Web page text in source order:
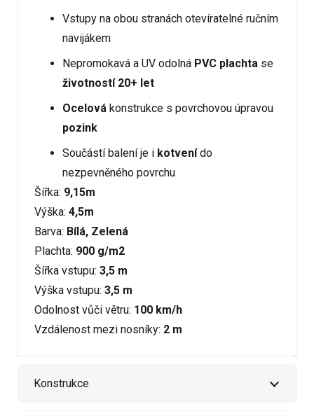
Vstupy na obou stranách otevíratelné ručním
navijákem
Nepromokavá a UV odolná PVC plachta se
životností 20+ let
Ocelová konstrukce s povrchovou úpravou
pozink
Součástí balení je i kotvenído
nezpevněného povrchu
Šířka: 9,15m
Výška: 4,5m
Barva: Bílá, Zelená
Plachta: 900 g/m2
Šířka vstupu: 3,5 m
Výška vstupu: 3,5 m
Odolnost vůči větru: 100 km/h
Vzdálenost mezi nosníky: 2 m
Konstrukce